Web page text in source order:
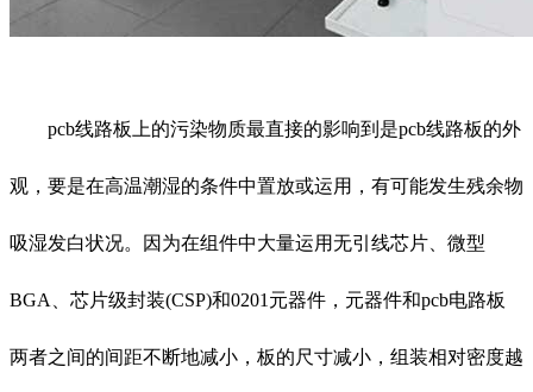
pcb线路板上的污染物质最直接的影响到是pcb线路板的外
观，要是在高温潮湿的条件中置放或运用，有可能发生残余物
吸湿发白状况。因为在组件中大量运用无引线芯片、微型
BGA、芯片级封装(CSP)和0201元器件，元器件和pcb电路板
两者之间的间距不断地减小，板的尺寸减小，组装相对密度越